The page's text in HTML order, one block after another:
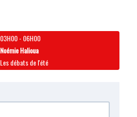
03H00- 06H00
Noémie Halioua
Les débats de l'été